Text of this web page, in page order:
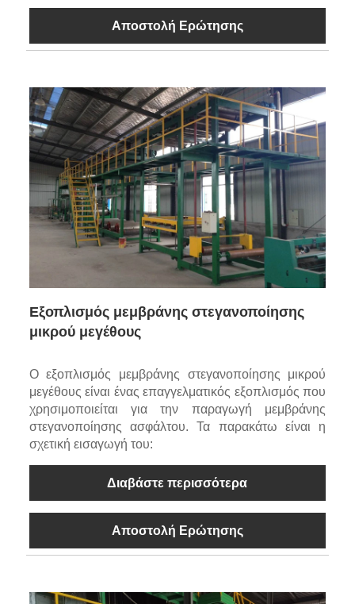
Αποστολή Ερώτησης
Εξοπλισμός μεμβράνης στεγανοποίησης
μικρού μεγέθους
Ο εξοπλισμός μεμβράνης στεγανοποίησης μικρού
μεγέθους είναι ένας επαγγελματικός εξοπλισμός που
χρησιμοποιείται για την παραγωγή μεμβράνης
στεγανοποίησης ασφάλτου. Τα παρακάτω είναι η
σχετική εισαγωγή του:
Διαβάστε περισσότερα
Αποστολή Ερώτησης